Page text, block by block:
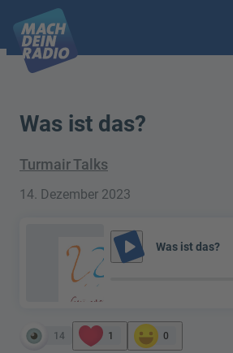
Was ist das?
Turmair Talks
14. Dezember 2023
play_arrow Was ist das?
14 1 0